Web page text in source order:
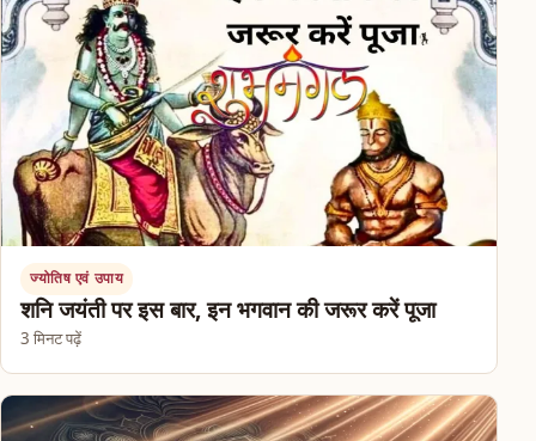
ज्योतिष एवं उपाय
शनि जयंती पर इस बार, इन भगवान की जरूर करें पूजा
3 मिनट पढ़ें